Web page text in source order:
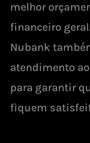
melhor
financeiro
Nubank
atendimento
para garantir
fiquem